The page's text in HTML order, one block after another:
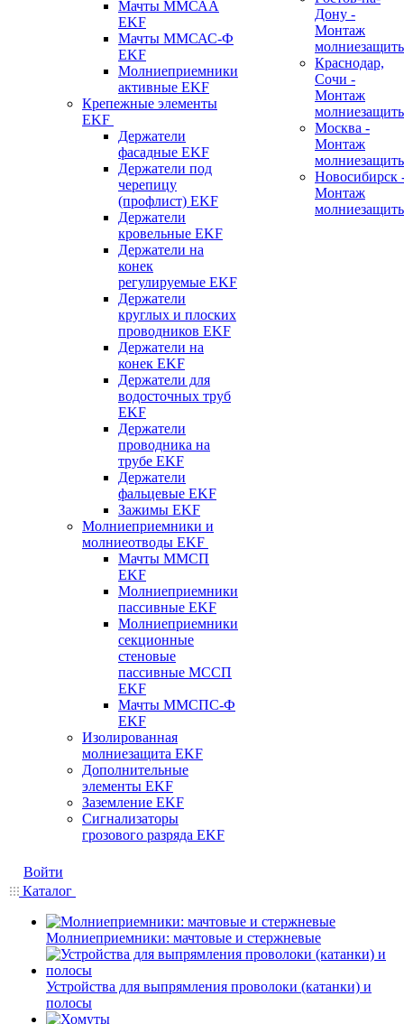
Мачты ММСАА
EKF
Мачты ММСАС-Ф
EKF
Молниеприемники
активные EKF
Крепежные элементы
EKF
Держатели
фасадные EKF
Держатели под
черепицу
(профлист) EKF
Держатели
кровельные EKF
Держатели на
конек
регулируемые EKF
Держатели
круглых и плоских
проводников EKF
Держатели на
конек EKF
Держатели для
водосточных труб
EKF
Держатели
проводника на
трубе EKF
Держатели
фальцевые EKF
Зажимы EKF
Молниеприемники и
молниеотводы EKF
Мачты ММСП
EKF
Молниеприемники
пассивные EKF
Молниеприемники
секционные
стеновые
пассивные МССП
EKF
Мачты ММСПС-Ф
EKF
Изолированная
молниезащита EKF
Дополнительные
элементы EKF
Заземление EKF
Сигнализаторы
грозового разряда EKF
Дону -
Монтаж
Краснодар,
Сочи -
Монтаж
Москва -
Монтаж
Новосибирск
Монтаж
Войти
Каталог
Молниеприемники: мачтовые и стержневые
Устройства для выпрямления проволоки (катанки) и
полосы